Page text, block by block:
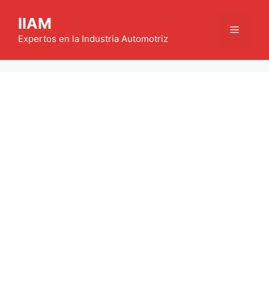
contenido
IIAM
Expertos en la Industria Automotriz
Menú